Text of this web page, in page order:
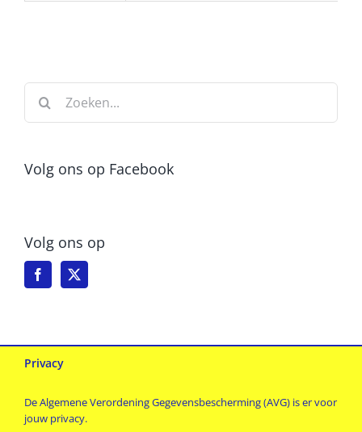
naar:
Volg ons op Facebook
Volg ons op
Privacy
De Algemene Verordening Gegevensbescherming (AVG) is er voor
jouw privacy.